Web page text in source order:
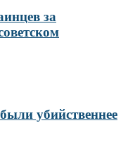
за
убийственнее